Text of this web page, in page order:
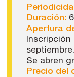
Duración:
Apertura
Se abren
Precio del